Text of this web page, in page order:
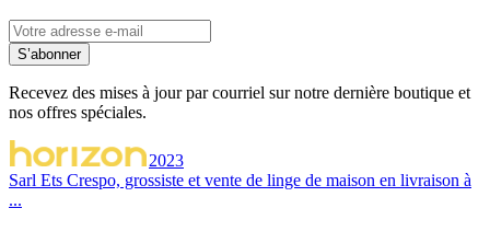
S’abonner
Recevez des mises à jour par courriel sur notre dernière boutique et
nos offres spéciales.
2023
Sarl Ets Crespo, grossiste et vente de linge de maison en livraison à
...